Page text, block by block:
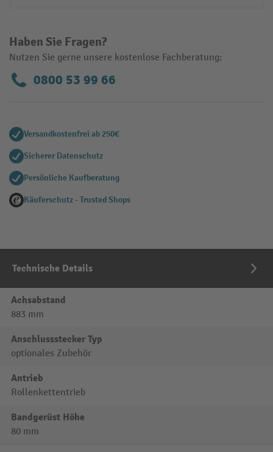
Haben Sie Fragen?
Nutzen Sie gerne unsere kostenlose Fachberatung:
0800 53 99 66
Versandkostenfrei ab 250€
Sicherer Datenschutz
Persönliche Kaufberatung
Käuferschutz - Trusted Shops
Technische Details
Achsabstand
883 mm
Anschlussstecker Typ
optionales Zubehör
Antrieb
Rollenkettentrieb
Bandgerüst Höhe
80 mm